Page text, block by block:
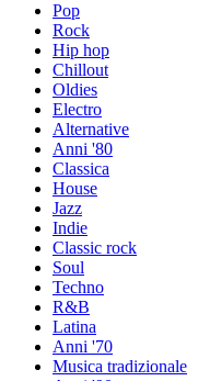
Pop
Rock
Hip hop
Chillout
Oldies
Electro
Alternative
Anni '80
Classica
House
Jazz
Indie
Classic rock
Soul
Techno
R&B
Latina
Anni '70
Musica tradizionale